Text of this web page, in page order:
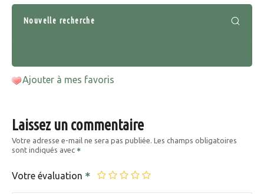
Nouvelle recherche
Ajouter à mes favoris
Laissez un commentaire
Votre adresse e-mail ne sera pas publiée. Les champs obligatoires
sont indiqués avec
Votre évaluation